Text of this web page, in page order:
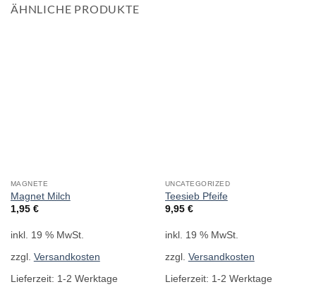
ÄHNLICHE PRODUKTE
MAGNETE
Magnet Milch
1,95 €
inkl. 19 % MwSt.
zzgl. Versandkosten
Lieferzeit: 1-2 Werktage
UNCATEGORIZED
Teesieb Pfeife
9,95 €
inkl. 19 % MwSt.
zzgl. Versandkosten
Lieferzeit: 1-2 Werktage